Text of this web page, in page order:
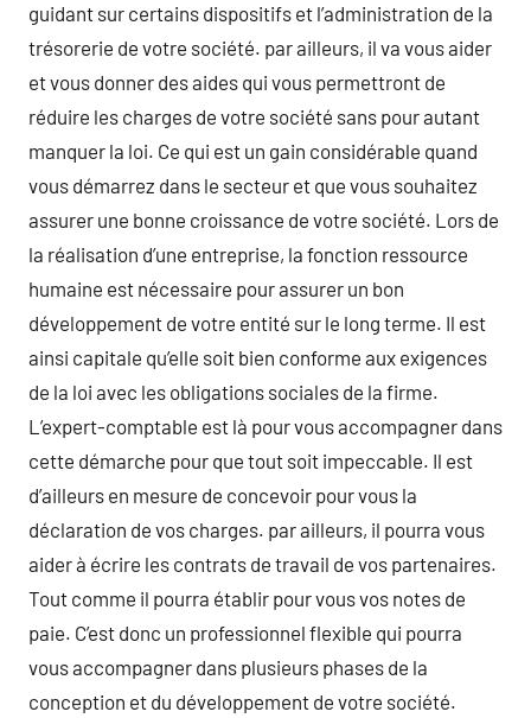
guidant sur certains dispositifs et l’administration de la
trésorerie de votre société. par ailleurs, il va vous aider
et vous donner des aides qui vous permettront de
réduire les charges de votre société sans pour autant
manquer la loi. Ce qui est un gain considérable quand
vous démarrez dans le secteur et que vous souhaitez
assurer une bonne croissance de votre société. Lors de
la réalisation d’une entreprise, la fonction ressource
humaine est nécessaire pour assurer un bon
développement de votre entité sur le long terme. Il est
ainsi capitale qu’elle soit bien conforme aux exigences
de la loi avec les obligations sociales de la firme.
L’expert-comptable est là pour vous accompagner dans
cette démarche pour que tout soit impeccable. Il est
d’ailleurs en mesure de concevoir pour vous la
déclaration de vos charges. par ailleurs, il pourra vous
aider à écrire les contrats de travail de vos partenaires.
Tout comme il pourra établir pour vous vos notes de
paie. C’est donc un professionnel flexible qui pourra
vous accompagner dans plusieurs phases de la
conception et du développement de votre société.